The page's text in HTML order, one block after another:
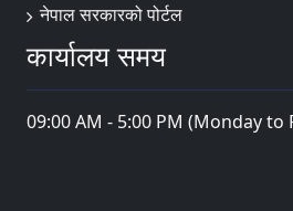
नेपाल सरकारको पोर्टल
कार्यालय समय
09:00 AM - 5:00 PM (Monday to